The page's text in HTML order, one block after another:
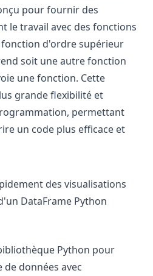
pour fournir des
le travail avec des fonctions
d'ordre supérieur
soit une autre fonction
une fonction. Cette
grande flexibilité et
permettant
un code plus efficace et
des visualisations
DataFrame Python
Python pour
données avec